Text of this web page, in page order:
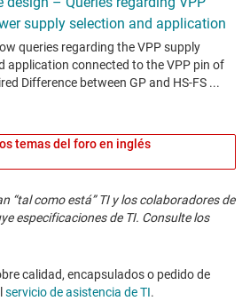
temas del foro en inglés
“tal como está” TI y los colaboradores de
especificaciones de TI. Consulte los
calidad, encapsulados o pedido de
servicio de asistencia de TI. ​​​​​​​​​​​​​​